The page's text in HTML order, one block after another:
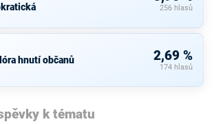
256 hlasů
hnutí občanů 2,69 %
174 hlasů
k tématu